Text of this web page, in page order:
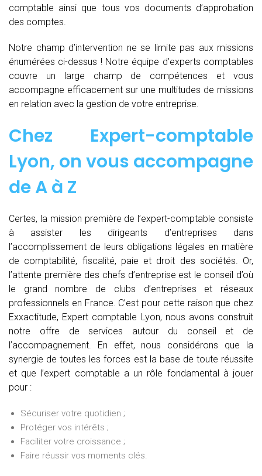
comptable ainsi que tous vos documents d’approbation
des comptes.
Notre champ d’intervention ne se limite pas aux missions
énumérées ci-dessus ! Notre équipe d’experts comptables
couvre un large champ de compétences et vous
accompagne efficacement sur une multitudes de missions
en relation avec la gestion de votre entreprise.
Chez Expert-comptable
Lyon, on vous accompagne
deA à Z
Certes, la mission première de l’expert-comptable consiste
à assister les dirigeants d’entreprises dans
l’accomplissement de leurs obligations légales en matière
de comptabilité, fiscalité, paie et droit des sociétés. Or,
l’attente première des chefs d’entreprise est le conseil d’où
le grand nombre de clubs d’entreprises et réseaux
professionnels en France. C’est pour cette raison que chez
Exxactitude, Expert comptable Lyon, nous avons construit
notre offre de services autour du conseil et de
l’accompagnement. En effet, nous considérons que la
synergie de toutes les forces est la base de toute réussite
et que l’expert comptable a un rôle fondamental à jouer
pour :
Sécuriser votre quotidien ;
Protéger vos intérêts ;
Faciliter votre croissance ;
Faire réussir vos moments clés.